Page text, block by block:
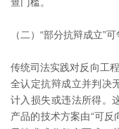
（二）“部分抗辩成立”
传统司法实践对反向工
全认定抗辩成立并判决
计入损失或违法所得。
产品的技术方案由“可反